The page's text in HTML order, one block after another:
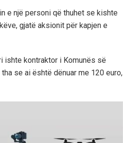
e një personi që thuhet se kishte
gjatë aksionit për kapjen e
ishte kontraktor i Komunës së
se ai është dënuar me 120 euro,